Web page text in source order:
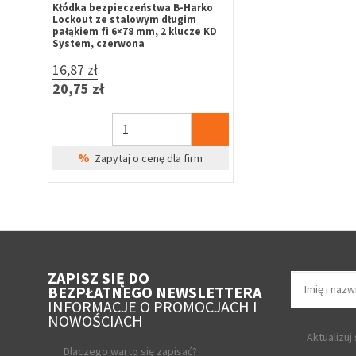
Kłódka bezpieczeństwa B-Harko
Lockout ze stalowym długim
pałąkiem fi 6×78 mm, 2 klucze KD
System, czerwona
16,87 zł
20,75 zł
% Zapytaj o cenę dla firm
ZAPISZ SIĘ DO
BEZPŁATNEGO NEWSLETTERA
INFORMACJE O PROMOCJACH I
NOWOŚCIACH
Dlaczego warto się zapisać?
Aktualizuj